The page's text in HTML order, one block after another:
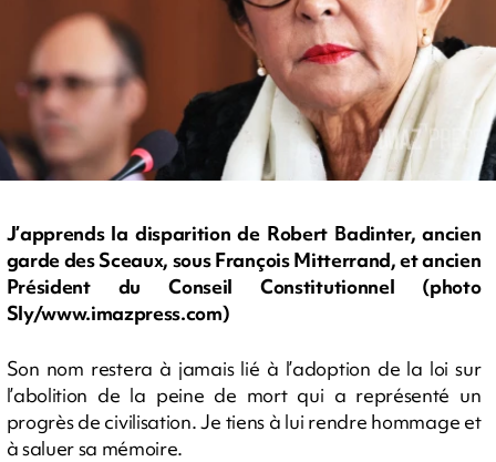
J’apprends la disparition de Robert Badinter, ancien
garde des Sceaux, sous François Mitterrand, et ancien
Président du Conseil Constitutionnel (photo
Sly/www.imazpress.com)
Son nom restera à jamais lié à l’adoption de la loi sur
l’abolition de la peine de mort qui a représenté un
progrès de civilisation. Je tiens à lui rendre hommage et
à saluer sa mémoire.